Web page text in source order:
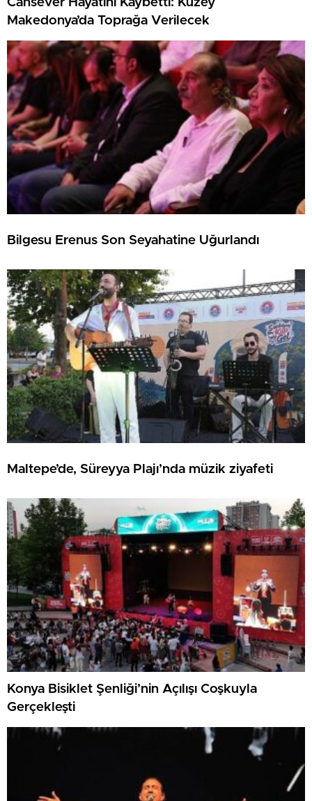
Cansever Hayatını Kaybetti: Kuzey
Makedonya’da Toprağa Verilecek
Bilgesu Erenus Son Seyahatine Uğurlandı
Maltepe’de, Süreyya Plajı’nda müzik ziyafeti
Konya Bisiklet Şenliği’nin Açılışı Coşkuyla
Gerçekleşti